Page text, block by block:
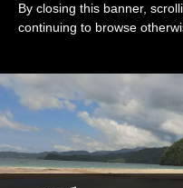
DERNIÈRES
By closing this banner,
continuing to browse